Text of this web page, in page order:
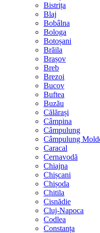
Bistrița
Blaj
Bobâlna
Bologa
Botoșani
Brăila
Brașov
Breb
Brezoi
Bucov
Buftea
Buzău
Călărași
Câmpina
Câmpulung
Câmpulung
Caracal
Cernavodă
Chiajna
Chișcani
Chișoda
Chitila
Cisnădie
Cluj-Napoca
Codlea
Constanța